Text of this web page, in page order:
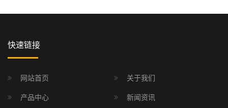
快速链接
网站首页 关于我们
产品中心 新闻资讯